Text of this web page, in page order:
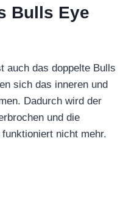
Bulls Eye
auch das doppelte Bulls
sich das inneren und
Dadurch wird der
und die
nicht mehr.